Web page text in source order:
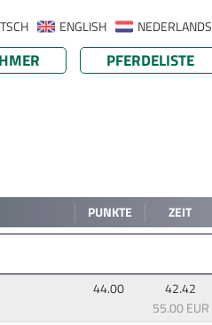
NEDERLANDS
ENGLISH
PFERDELISTE
PUNKTE ZEIT
44.00
42.42
55.00 EUR